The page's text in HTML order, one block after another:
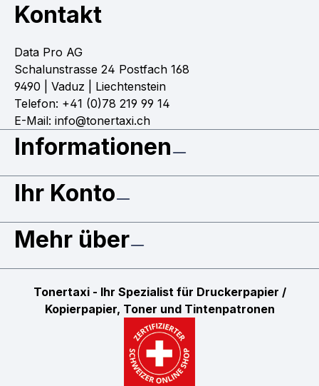
Kontakt
Data Pro AG
Schalunstrasse 24 Postfach 168
9490 | Vaduz | Liechtenstein
Telefon: +41 (0)78 219 99 14
E-Mail: info@tonertaxi.ch
Informationen
Ihr Konto
Mehr über
Tonertaxi - Ihr Spezialist für Druckerpapier /
Kopierpapier, Toner und Tintenpatronen